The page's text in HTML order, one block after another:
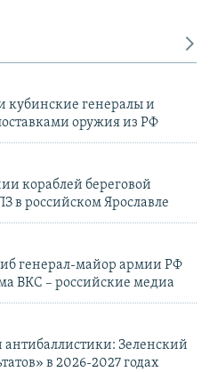
генералы и
оружия из РФ
кораблей береговой
в российском Ярославле
генерал-майор армии РФ
ВКС – российские медиа
антибаллистики: Зеленский
в 2026-2027 годах